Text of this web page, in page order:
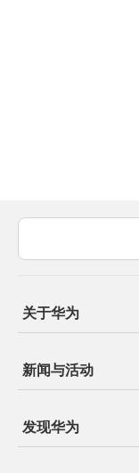
关于华为
新闻与活动
发现华为